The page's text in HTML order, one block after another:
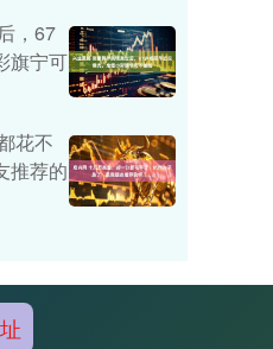
，67
旗宁可
花不
推荐的